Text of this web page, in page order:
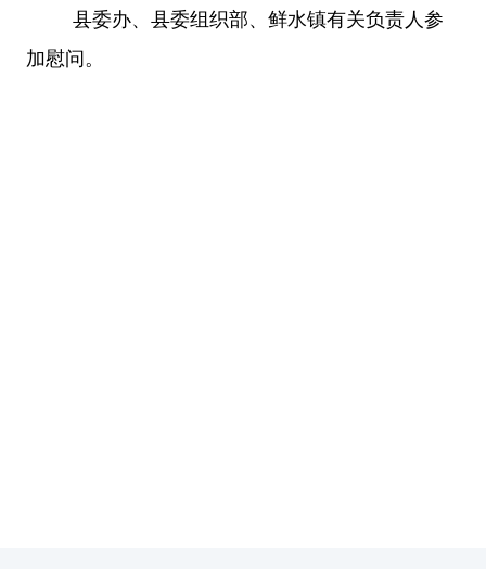
县委办、县委组织部、鲜水镇有关负责人参
加慰问。